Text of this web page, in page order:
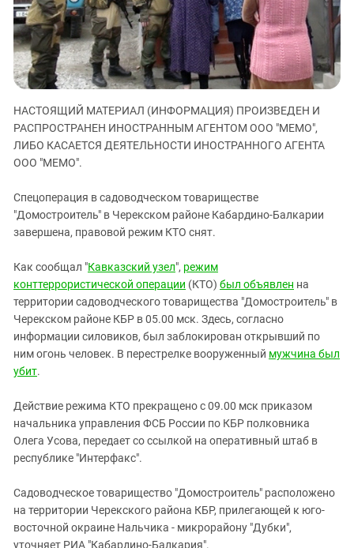
ЗАСТАВЛЯЕТ
КАВКАЗ ЗА ПАЛЕСТИНУ
ИНАКОМЫСЛИЕ В ЧЕЧНЕ
ПРЕСЛЕДОВАНИЕ АКТИВИСТОВ
МОБИЛИЗАЦИЯ И ПРОТЕСТЫ
Дагестан
Ингушетия
Кабардино-Балкария
Калмыкия
Карачаево-Черкесия
Краснодарский край
Нагорный Карабах
Ростовская область
Северная Осетия - Алания
Ставропольский край
Чечня
Южная Осетия
Южный Кавказ
ЮФО
НАСТОЯЩИЙ МАТЕРИАЛ (ИНФОРМАЦИЯ) ПРОИЗВЕДЕН И
РАСПРОСТРАНЕН ИНОСТРАННЫМ АГЕНТОМ ООО "МЕМО",
ЛИБО КАСАЕТСЯ ДЕЯТЕЛЬНОСТИ ИНОСТРАННОГО АГЕНТА
ООО "МЕМО".
Спецоперация в садоводческом товариществе
"Домостроитель" в Черекском районе Кабардино-Балкарии
завершена, правовой режим КТО снят.
Как сообщал "Кавказский узел", режим
конттеррористической операции (КТО) был объявлен на
территории садоводческого товарищества "Домостроитель" в
Черекском районе КБР в 05.00 мск. Здесь, согласно
информации силовиков, был заблокирован открывший по
ним огонь человек. В перестрелке вооруженный мужчина был
убит.
Действие режима КТО прекращено с 09.00 мск приказом
начальника управления ФСБ России по КБР полковника
Олега Усова, передает со ссылкой на оперативный штаб в
республике "Интерфакс".
Садоводческое товарищество "Домостроитель" расположено
на территории Черекского района КБР, прилегающей к юго-
восточной окраине Нальчика - микрорайону "Дубки",
уточняет РИА "Кабардино-Балкария".